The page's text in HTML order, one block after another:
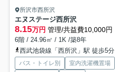
所沢市西所沢
エヌステージ西所沢
8.15万円 管理/共益費10,000円
6階 / 24.96㎡ / 1K /築8年
西武池袋線「西所沢」駅 徒歩5分
バス・トイレ別 室内洗濯機置場